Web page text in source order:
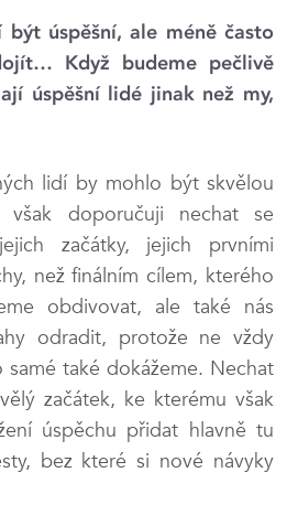
úspěšní, ale méně často
Když budeme pečlivě
úspěšní lidé jinak než my,
lidí by mohlo být skvělou
však doporučuji nechat se
začátky, jejich prvními
než finálním cílem, kterého
obdivovat, ale také nás
odradit, protože ne vždy
také dokážeme. Nechat
začátek, ke kterému však
úspěchu přidat hlavně tu
bez které si nové návyky